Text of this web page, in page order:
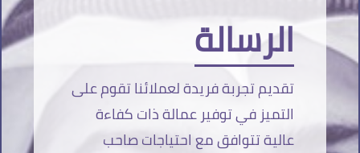
الرسالة
تقديم تجربة فريدة لعملائنا تقوم على
التميز في توفير عمالة ذات كفاءة
عالية تتوافق مع احتياجات صاحب